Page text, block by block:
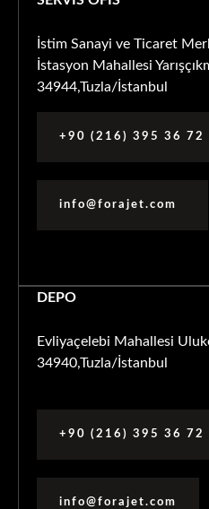
İstim Sanayi ve Ticaret
İstasyon Mahallesi
34944,Tuzla/İstanbul
+90 (216) 395 36 72
info@forajet.com
DEPO
Evliyaçelebi Mahallesi
34940,Tuzla/İstanbul
+90 (216) 395 36 72
info@forajet.com